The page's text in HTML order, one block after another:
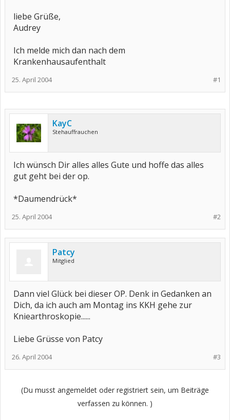
liebe Grüße,
Audrey
Ich melde mich dan nach dem
Krankenhausaufenthalt
#1
25. April 2004
KayC
Stehauffrauchen
Ich wünsch Dir alles alles Gute und hoffe das alles
gut geht bei der op.
*Daumendrück*
#2
25. April 2004
Patcy
Mitglied
Dann viel Glück bei dieser OP. Denk in Gedanken an
Dich, da ich auch am Montag ins KKH gehe zur
Kniearthroskopie......
Liebe Grüsse von Patcy
#3
26. April 2004
(Du musst angemeldet oder registriert sein, um Beiträge
verfassen zu können. )